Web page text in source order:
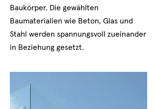
Baukörper. Die gewählten
Baumaterialien wie Beton, Glas und
Stahl werden spannungsvoll zueinander
in Beziehung gesetzt.